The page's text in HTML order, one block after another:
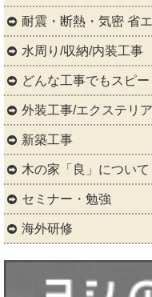
耐震・断熱・気密 省
水周り/収納/内装工事
どんな工事でもスピ
外装工事/エクステリ
新築工事
木の家「良」について
セミナー・勉強
海外研修